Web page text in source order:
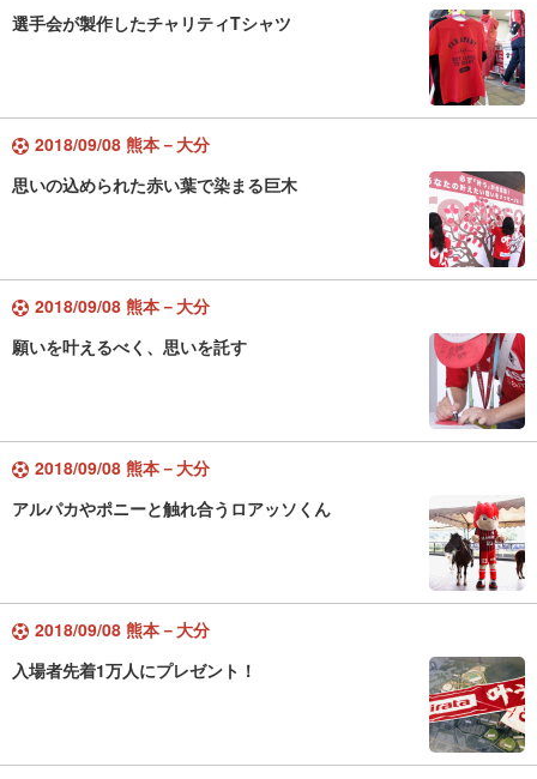
選手会が製作したチャリティTシャツ
2018/09/08 熊本－大分
思いの込められた赤い葉で染まる巨木
2018/09/08 熊本－大分
願いを叶えるべく、思いを託す
2018/09/08 熊本－大分
アルパカやポニーと触れ合うロアッソくん
2018/09/08 熊本－大分
入場者先着1万人にプレゼント！